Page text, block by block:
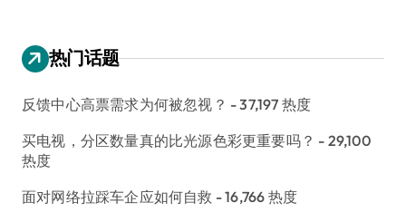
热门话题
反馈中心高票需求为何被忽视？ - 37,197 热度
买电视，分区数量真的比光源色彩更重要吗？ - 29,100
热度
面对网络拉踩车企应如何自救 - 16,766 热度